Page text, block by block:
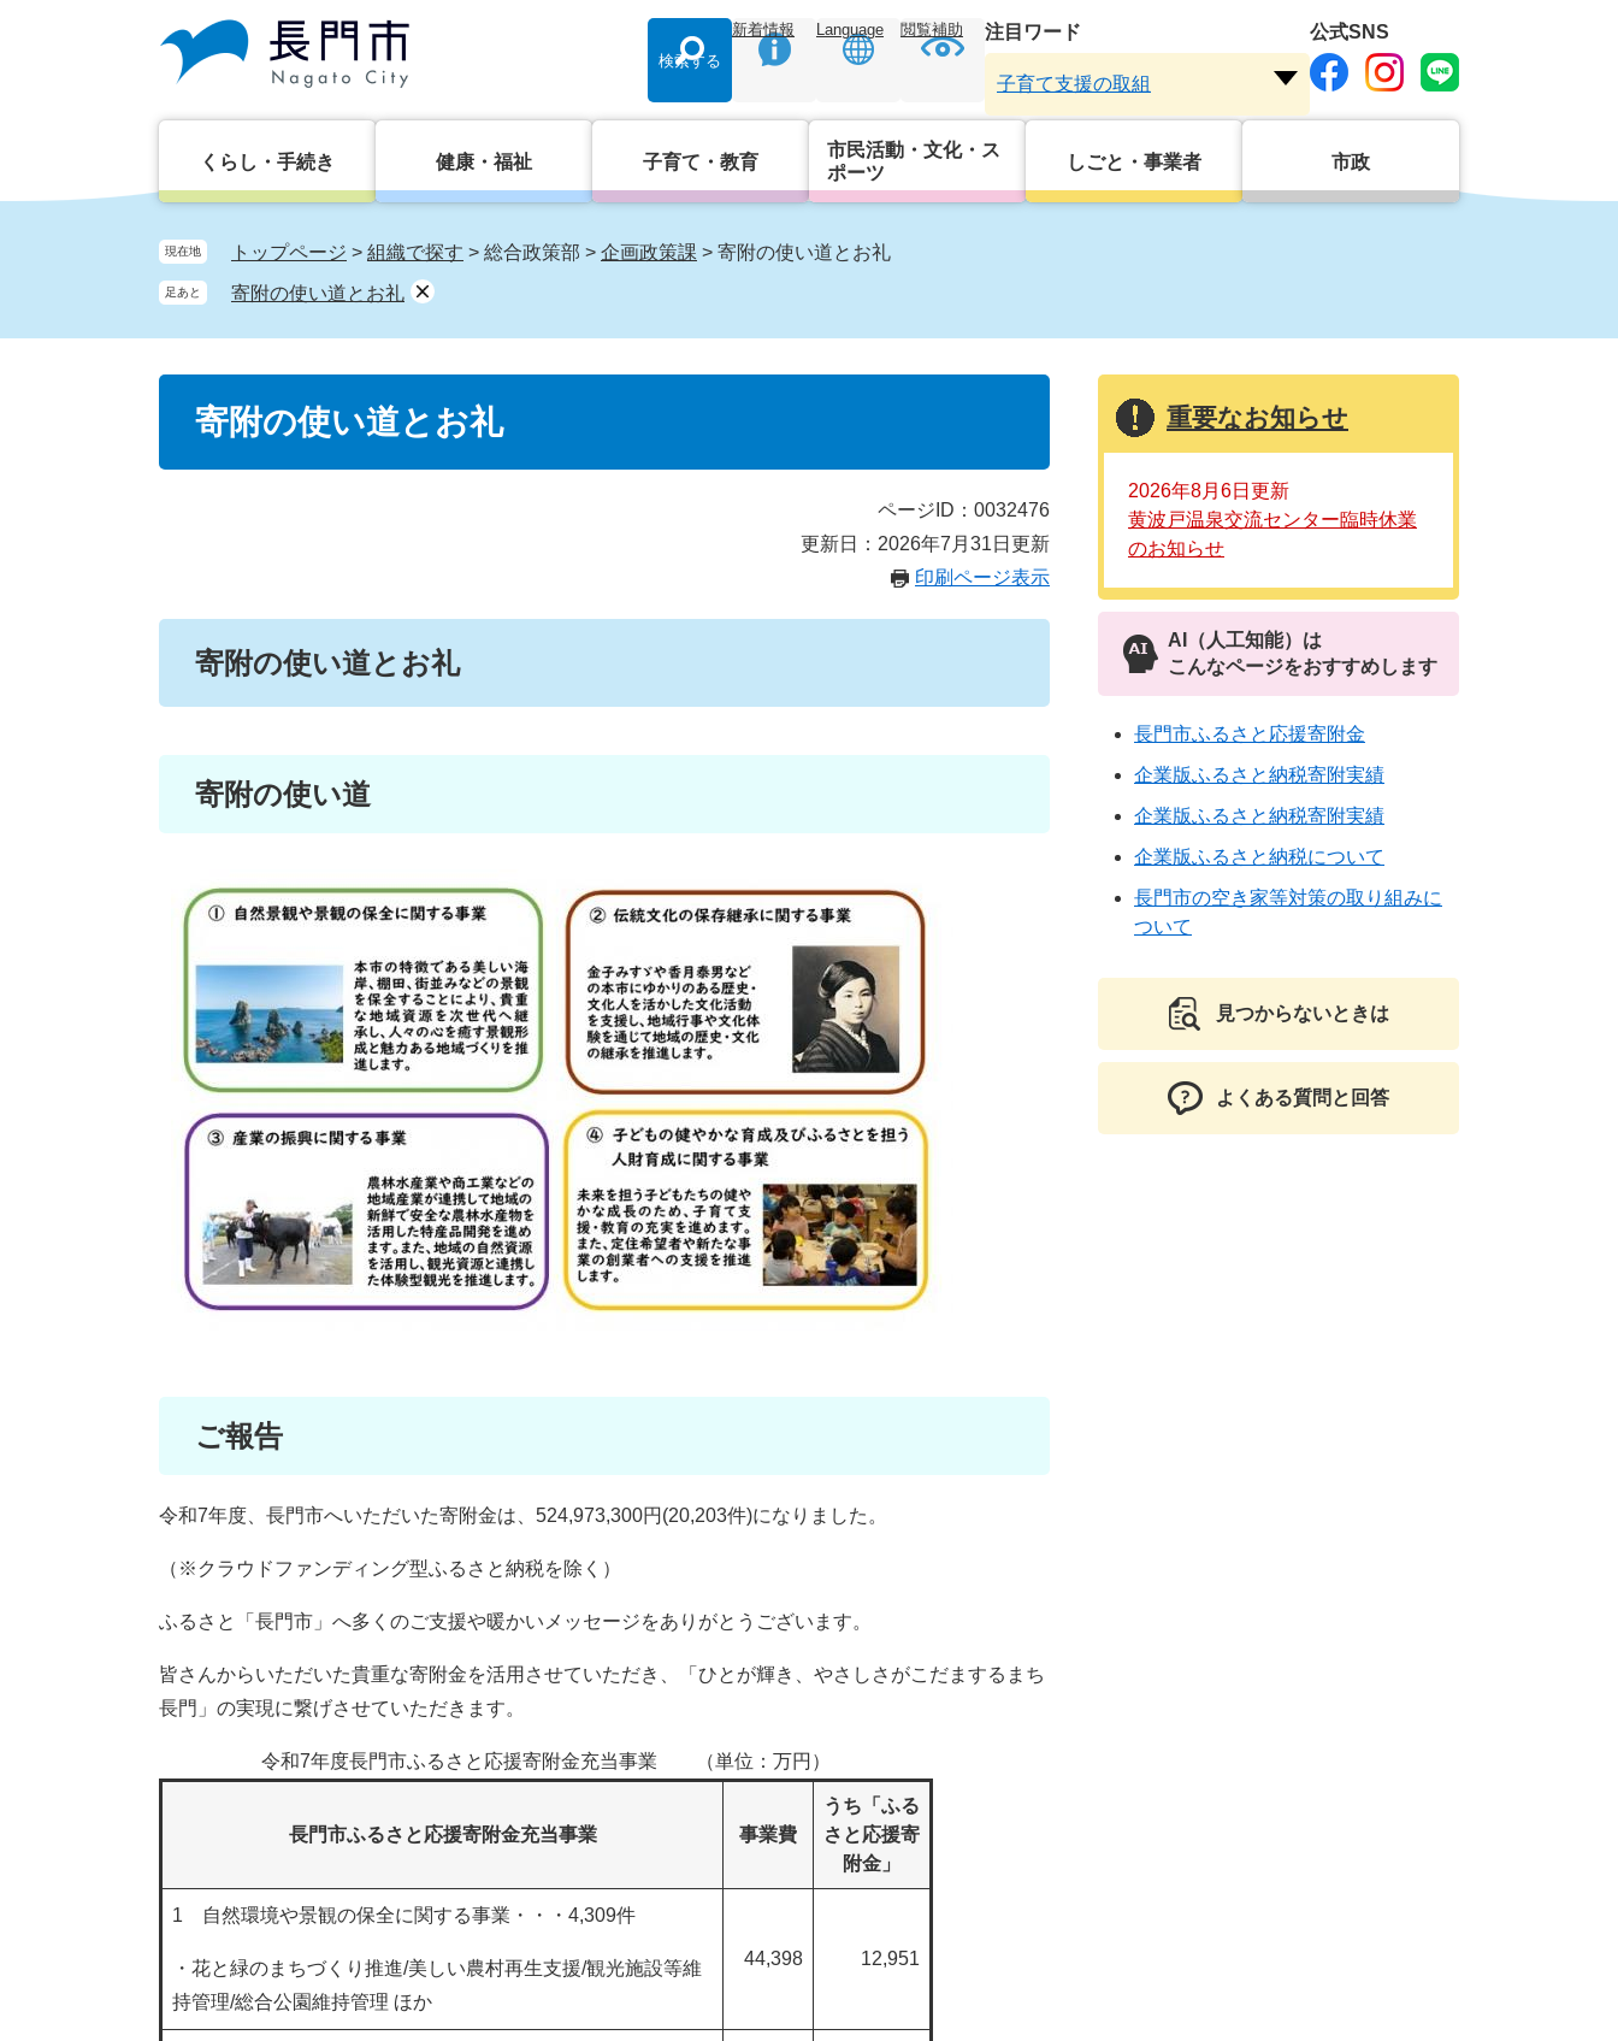
検索する
新着情報 Language 閲覧補助 注目ワード
ー
子育て支援の取組
公式SNS
くらし・手続き 健康・福祉 子育て・教育
市民活動・文化・ス
ポーツ
しごと・事業者 市政
現在地 トップページ > 組織で探す > 総合政策部 > 企画政策課 > 寄附の使い道とお礼
足あと 寄附の使い道とお礼
寄附の使い道とお礼
ページID：0032476
更新日：2026年7月31日更新
印刷ページ表示
寄附の使い道とお礼
寄附の使い道
ご報告
令和7年度、長門市へいただいた寄附金は、524,973,300円(20,203件)になりました。
（※クラウドファンディング型ふるさと納税を除く）
ふるさと「長門市」へ多くのご支援や暖かいメッセージをありがとうございます。
皆さんからいただいた貴重な寄附金を活用させていただき、「ひとが輝き、やさしさがこだまするまち
長門」の実現に繋げさせていただきます。
長門市ふるさと応援寄附金充当事業 事業費
うち「ふる
さと応援寄
附金」
令和7年度長門市ふるさと応援寄附金充当事業 （単位：万円）
1 自然環境や景観の保全に関する事業・・・4,309件
・花と緑のまちづくり推進/美しい農村再生支援/観光施設等維
持管理/総合公園維持管理 ほか
44,398 12,951
重要なお知らせ
2026年8月6日更新
黄波戸温泉交流センター臨時休業
のお知らせ
AI（人工知能）は
こんなページをおすすめします
長門市ふるさと応援寄附金
企業版ふるさと納税寄附実績
企業版ふるさと納税寄附実績
企業版ふるさと納税について
長門市の空き家等対策の取り組みに
ついて
見つからないときは
よくある質問と回答